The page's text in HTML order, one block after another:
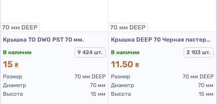
70 мм DEEP
Крышка ТО DWO PST 70 мм.
В наличии
9 424 шт.
15 ₴
Размер
70 мм DEEP
Диаметр
70 мм
Высота
15 мм
70 мм DEEP
Крышка DEEP 70 Черная пастеризация
В наличии
2 103 шт.
11.50 ₴
Размер
70 мм DEEP
Диаметр
70 мм
Высота
15 мм